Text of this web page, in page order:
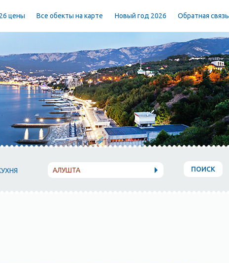
цены Все обекты на карте Новый год 2026 Обратная связь
АЛУШТА ПОИСК